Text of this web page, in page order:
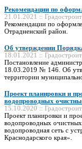
Рекомендации по
21.01.2021 ::
Рекомендации по
Отрадненский район.
Об утверждении
18.01.2021 ::
Постановление
18.03.2019 № 146. Об
территории
Проект планировки и
водопроводных
15.10.2020 ::
Проект планировки и
водопроводных
водопроводная сеть с
Краснодарского края».